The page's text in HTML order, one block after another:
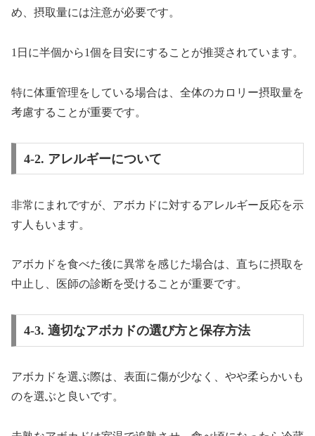
め、摂取量には注意が必要です。
1日に半個から1個を目安にすることが推奨されています。
特に体重管理をしている場合は、全体のカロリー摂取量を
考慮することが重要です。
4-2. アレルギーについて
非常にまれですが、アボカドに対するアレルギー反応を示
す人もいます。
アボカドを食べた後に異常を感じた場合は、直ちに摂取を
中止し、医師の診断を受けることが重要です。
4-3. 適切なアボカドの選び方と保存方法
アボカドを選ぶ際は、表面に傷が少なく、やや柔らかいも
のを選ぶと良いです。